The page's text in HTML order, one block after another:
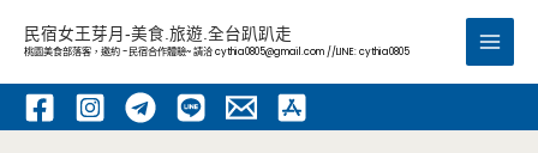
內
民宿女王芽月-美食.旅遊.全台趴趴走
桃園美食部落客，邀約 -民宿合作體驗~ 請洽cythia0805@gmail.com //LINE: cythia0805
Main